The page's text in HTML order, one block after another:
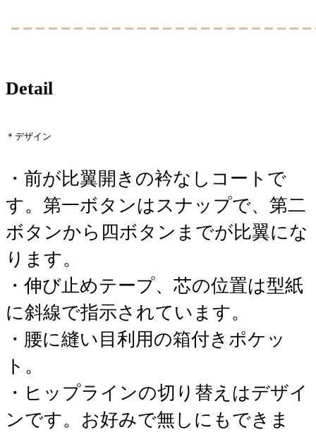
Detail
＊デザイン
・前が比翼開きの衿なしコートで
す。第一ボタンはスナップで、第二
ボタンから四ボタンまでが比翼にな
ります。
・伸び止めテープ、芯の位置は型紙
に斜線で指示されています。
・腰に縫い目利用の箱付きポケッ
ト。
・ヒップラインの切り替えはデザイ
ンです。お好みで無しにもできま